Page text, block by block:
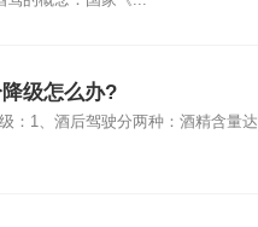
级怎么办?
：1、酒后驾驶分两种：酒精含量达